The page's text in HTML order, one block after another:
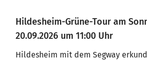
Hildesheim-Grüne-Tour am
20.09.2026 um 11:00 Uhr
Hildesheim mit dem Segway